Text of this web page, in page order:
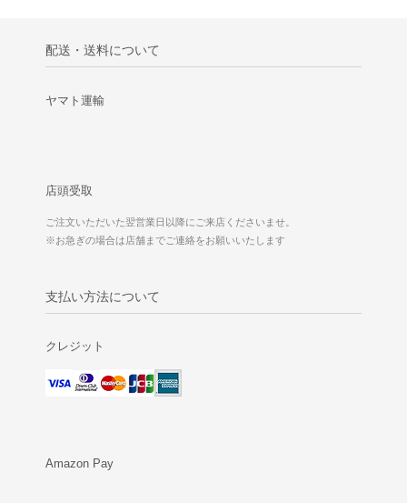
配送・送料について
ヤマト運輸
店頭受取
ご注文いただいた翌営業日以降にご来店くださいませ。
※お急ぎの場合は店舗までご連絡をお願いいたします
支払い方法について
クレジット
Amazon Pay